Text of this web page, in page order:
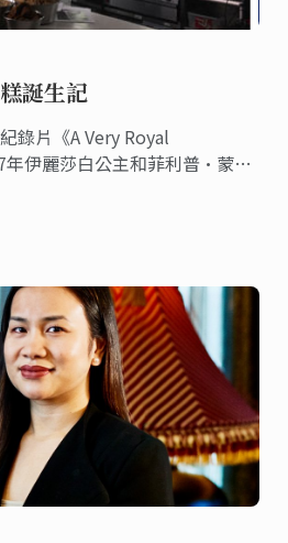
誕生記
錄片《A Very Royal
伊麗莎白公主和菲利普·蒙巴